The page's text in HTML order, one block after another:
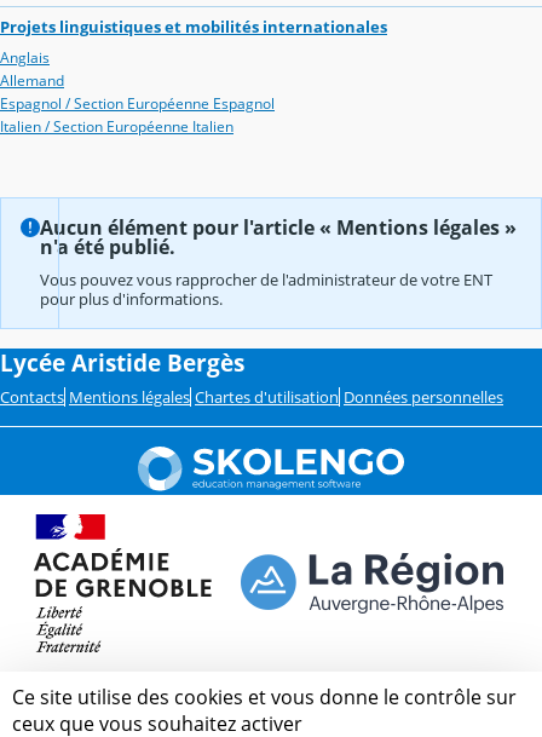
Projets linguistiques et mobilités internationales
Anglais
Allemand
Espagnol / Section Européenne Espagnol
Italien / Section Européenne Italien
Aucun élément pour l'article « Mentions légales »
n'a été publié.
Vous pouvez vous rapprocher de l'administrateur de votre ENT
pour plus d'informations.
Lycée Aristide Bergès
Contacts Mentions légales Chartes d'utilisation Données personnelles
Ce site utilise des cookies et vous donne le contrôle sur
ceux que vous souhaitez activer